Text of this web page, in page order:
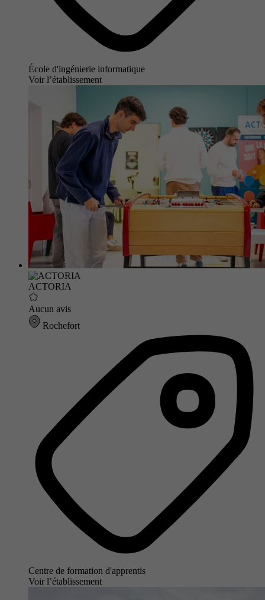
École d'ingénierie informatique
Voir l’établissement
ACTORIA
Aucun avis
Rochefort
Centre de formation d'apprentis
Voir l’établissement